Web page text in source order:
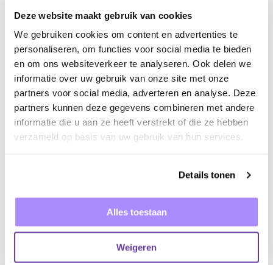
Deze website maakt gebruik van cookies
We gebruiken cookies om content en advertenties te
personaliseren, om functies voor social media te bieden
en om ons websiteverkeer te analyseren. Ook delen we
informatie over uw gebruik van onze site met onze
partners voor social media, adverteren en analyse. Deze
partners kunnen deze gegevens combineren met andere
informatie die u aan ze heeft verstrekt of die ze hebben
verzameld op basis van uw gebruik van hun services.
Details tonen
Alles toestaan
Weigeren
Het is tegenwoordig ook helemaal niet meer
lastig om zelf een video te maken. Natuurlijk kun
je een bedrijf inschakelen om een prachtige video
voor jou te maken, maar ook als je hier geen
budget voor hebt is het alsnog mogelijk om te
profiteren van alle voordelen wat video content
te bieden heeft. De meeste smartphones van
prima camera en er zijn online super veel tips te
Weet je niet zo goed wat voor video’s je kunt
inspiratie op voor
videocontent op social media